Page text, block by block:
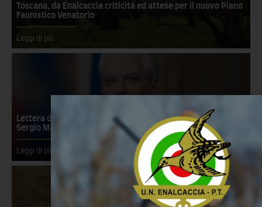
Toscana, da Enalcaccia criticità ed attese per il nuovo Piano
Faunistico Venatorio
Leggi di più
Lettera della Cabina di Regia al Presidente della Repubblica
Sergio Mattarella
Leggi di più